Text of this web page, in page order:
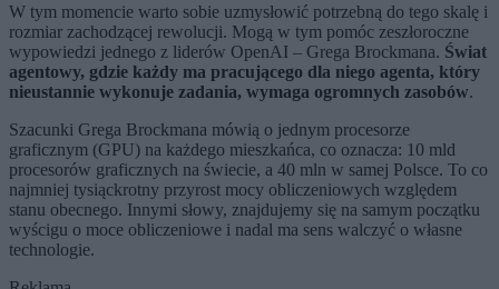
W tym momencie warto sobie uzmysłowić potrzebną do tego skalę i
rozmiar zachodzącej rewolucji. Mogą w tym pomóc zeszłoroczne
wypowiedzi jednego z liderów OpenAI – Grega Brockmana. Świat
agentowy, gdzie każdy ma pracującego dla niego agenta, który
nieustannie wykonuje zadania, wymaga ogromnych zasobów.
Szacunki Grega Brockmana mówią o jednym procesorze
graficznym (GPU) na każdego mieszkańca, co oznacza: 10 mld
procesorów graficznych na świecie, a 40 mln w samej Polsce. To co
najmniej tysiąckrotny przyrost mocy obliczeniowych względem
stanu obecnego. Innymi słowy, znajdujemy się na samym początku
wyścigu o moce obliczeniowe i nadal ma sens walczyć o własne
technologie.